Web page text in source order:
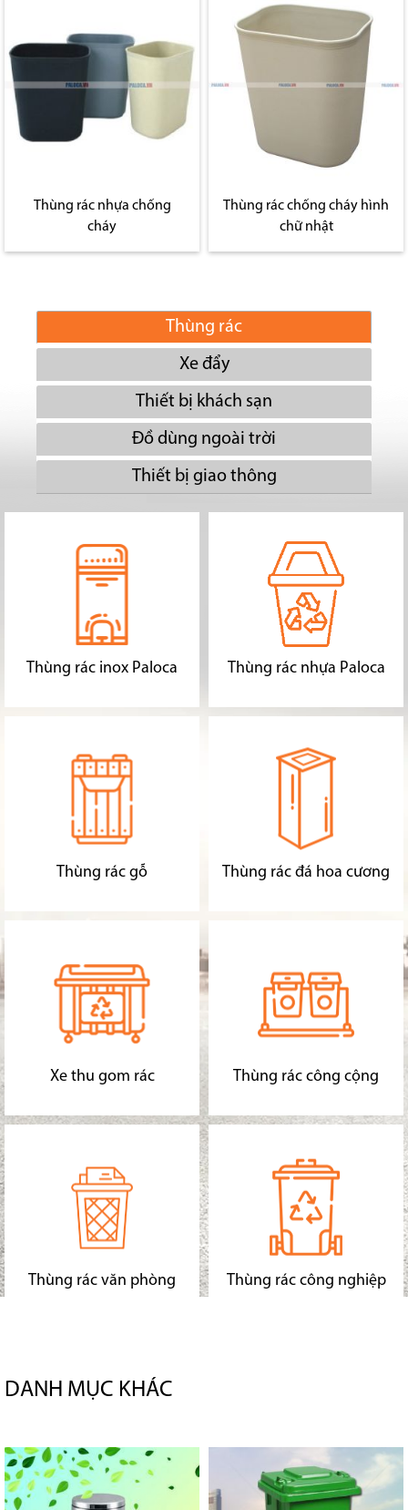
Thùng rác nhựa chống
cháy
Thùng rác chống cháy hình
chữ nhật
Thùng rác
Xe đẩy
Thiết bị khách sạn
Đồ dùng ngoài trời
Thiết bị giao thông
Thùng rác inox Paloca Thùng rác nhựa Paloca
Thùng rác gỗ Thùng rác đá hoa cương
Xe thu gom rác Thùng rác công cộng
Thùng rác văn phòng Thùng rác công nghiệp
DANH MỤC KHÁC